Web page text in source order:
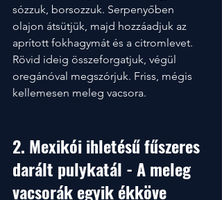
sózzuk, borsozzuk. Serpenyőben
olajon átsütjük, majd hozzáadjuk az
aprított fokhagymát és a citromlevet.
Rövid ideig összeforgatjuk, végül
oregánóval megszórjuk. Friss, mégis
kellemesen meleg vacsora.
2. Mexikói ihletésű fűszeres
darált pulykatál - A meleg
vacsorák egyik ékköve